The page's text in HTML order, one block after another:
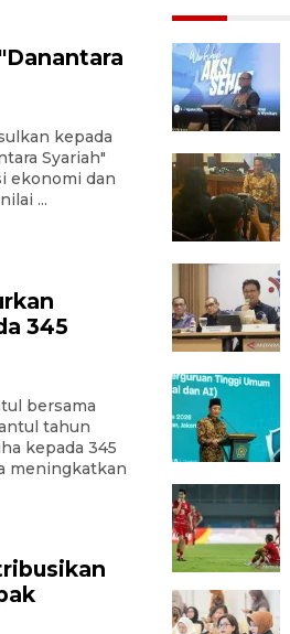
kepada
Syariah"
ekonomi dan
...
345
bersama
tahun
kepada 345
meningkatkan